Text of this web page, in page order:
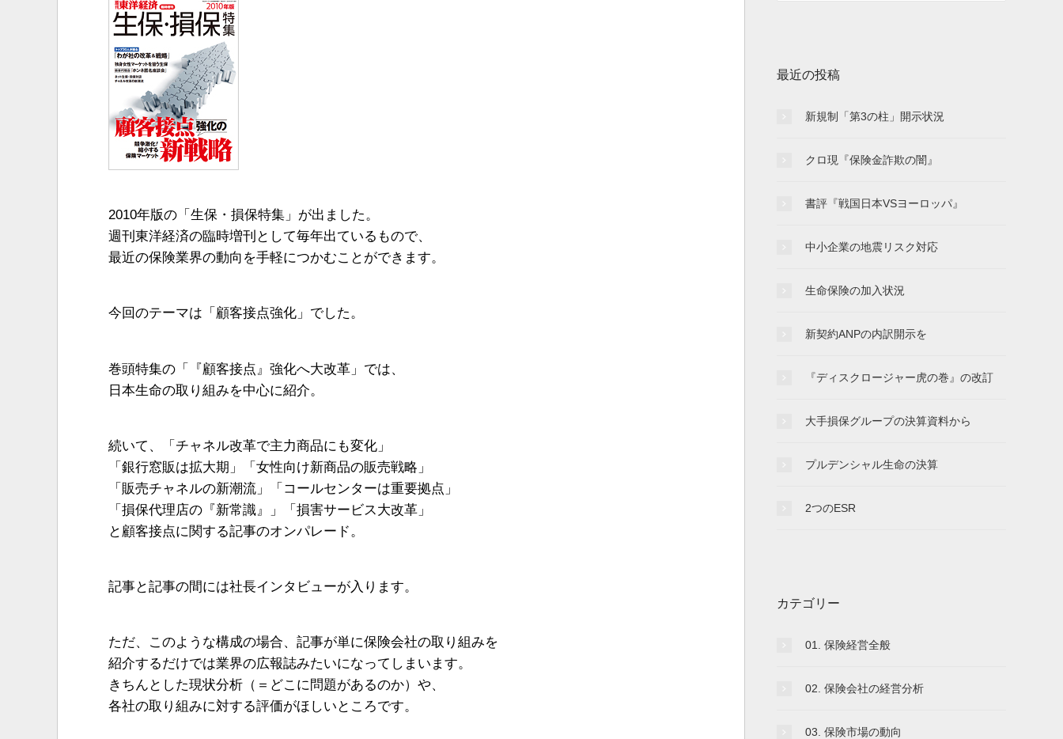
2010年版の「生保・損保特集」が出ました。
週刊東洋経済の臨時増刊として毎年出ているもので、
最近の保険業界の動向を手軽につかむことができます。
今回のテーマは「顧客接点強化」でした。
巻頭特集の「『顧客接点』強化へ大改革」では、
日本生命の取り組みを中心に紹介。
続いて、「チャネル改革で主力商品にも変化」
「銀行窓販は拡大期」「女性向け新商品の販売戦略」
「販売チャネルの新潮流」「コールセンターは重要拠点」
「損保代理店の『新常識』」「損害サービス大改革」
と顧客接点に関する記事のオンパレード。
記事と記事の間には社長インタビューが入ります。
ただ、このような構成の場合、記事が単に保険会社の取り組みを
紹介するだけでは業界の広報誌みたいになってしまいます。
きちんとした現状分析（＝どこに問題があるのか）や、
各社の取り組みに対する評価がほしいところです。
最近の投稿
新規制「第3の柱」開示状況
クロ現『保険金詐欺の闇』
書評『戦国日本VSヨーロッパ』
中小企業の地震リスク対応
生命保険の加入状況
新契約ANPの内訳開示を
『ディスクロージャー虎の巻』の改訂
大手損保グループの決算資料から
プルデンシャル生命の決算
2つのESR
カテゴリー
01. 保険経営全般
02. 保険会社の経営分析
03. 保険市場の動向